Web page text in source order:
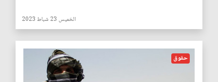
الخميس 23 شباط 2023
حقوق